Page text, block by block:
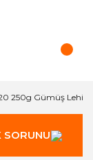
250g Gümüş Lehim
SORUNUZ